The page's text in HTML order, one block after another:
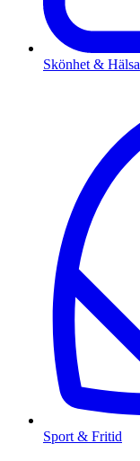
Skönhet & Hälsa
Sport & Fritid